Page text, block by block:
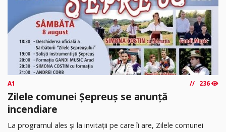
A1 236
Zilele comunei Șepreuș se anunță
incendiare
La programul ales și la invitații pe care îi are, Zilele comunei